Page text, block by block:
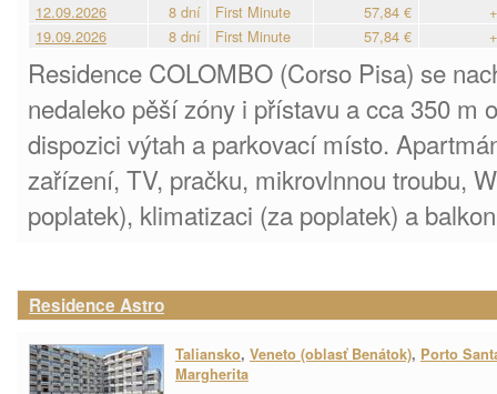
12.09.2026 8 dní First Minute 57,84 €
19.09.2026
8 dní First Minute 57,84 €
Residence COLOMBO (Corso Pisa) se
nedaleko pěší zóny i přístavu a cca 350 m
dispozici výtah a parkovací místo.
zařízení, TV, pračku, mikrovlnnou troubu,
poplatek), klimatizaci (za poplatek) a
Residence Astro
Taliansko, Veneto (oblasť Benátok), Porto
Margherita